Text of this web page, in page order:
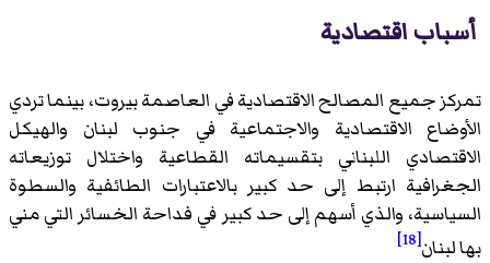
أسباب اقتصادية
تمركز جميع المصالح الاقتصادية في العاصمة بيروت، بينما تردي
الأوضاع الاقتصادية والاجتماعية في جنوب لبنان والهيكل
الاقتصادي اللبناني بتقسيماته القطاعية واختلال توزيعاته
الجغرافية ارتبط إلى حد كبير بالاعتبارات الطائفية والسطوة
السياسية، والذي أسهم إلى حد كبير في فداحة الخسائر التي مني
بها لبنان[18]